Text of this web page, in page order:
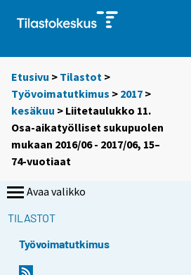
Etusivu > Tilastot >
Työvoimatutkimus > 2017 >
kesäkuu > Liitetaulukko 11.
Osa-aikatyölliset sukupuolen
mukaan 2016/06 - 2017/06, 15–
74-vuotiaat
Avaa valikko
TILASTOT
Työvoimatutkimus